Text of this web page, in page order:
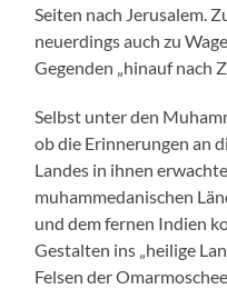
Seiten nach Jerusalem.
neuerdings auch zu
Gegenden „hinauf nach
Selbst unter den
ob die Erinnerungen an
Landes in ihnen
muhammedanischen
und dem fernen Indien
Gestalten ins „heilige
Felsen der